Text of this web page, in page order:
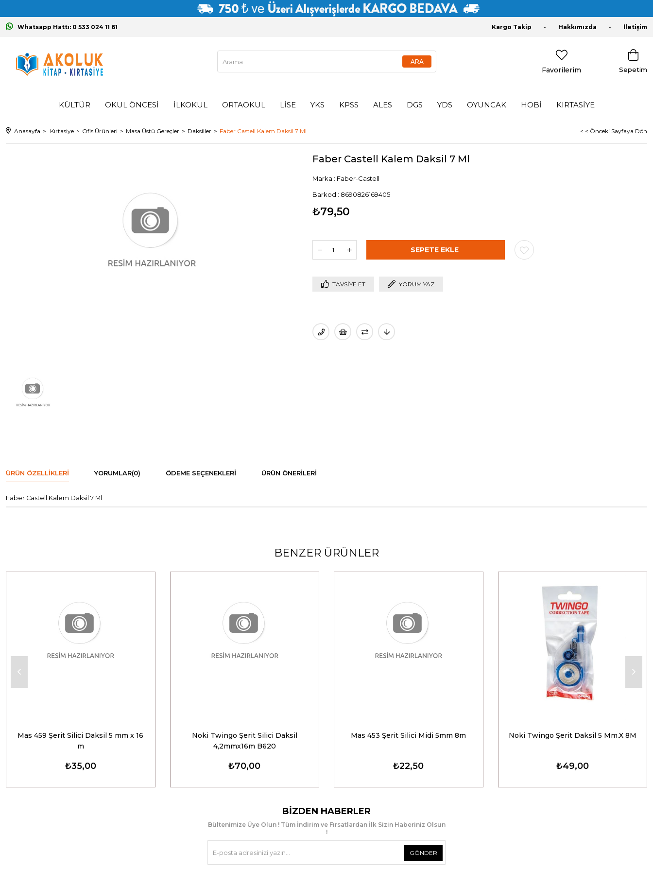
Whatsapp Hattı: 0 533 024 11 61 Kargo Takip Hakkımızda İletişim
Sepetim
Favorilerim
KÜLTÜR OKUL ÖNCESİ İLKOKUL ORTAOKUL LİSE YKS KPSS ALES DGS YDS OYUNCAK HOBİ KIRTASİYE
Anasayfa Kırtasiye Ofis Ürünleri Masa Üstü Gereçler Daksiller Faber Castell Kalem Daksil 7 Ml < < Önceki Sayfaya Dön
Faber Castell Kalem Daksil 7 Ml
Marka : Faber-Castell
Barkod : 8690826169405
₺79,50
TAVSIYE ET YORUM YAZ
ÜRÜN ÖZELLIKLERI YORUMLAR(0) ÖDEME SEÇENEKLERI ÜRÜN ÖNERILERI
Faber Castell Kalem Daksil 7 Ml
BENZER ÜRÜNLER
Mas 459 Şerit Silici Daksil 5 mm x 16
m
₺35,00
Noki Twingo Şerit Silici Daksil
4,2mmx16m B620
₺70,00
Mas 453 Şerit Silici Midi 5mm 8m
₺22,50
Noki Twingo Şerit Daksil 5 Mm.X 8M
₺49,00
BIZDEN HABERLER
Bültenimize Üye Olun ! Tüm İndirim ve Fırsatlardan İlk Sizin Haberiniz Olsun
!
GÖNDER